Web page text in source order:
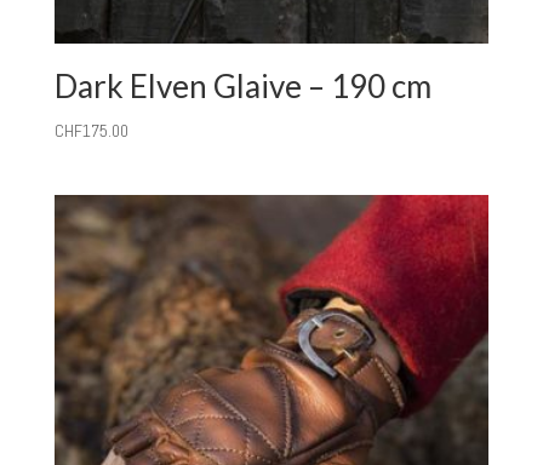
Dark Elven Glaive – 190 cm
CHF175.00